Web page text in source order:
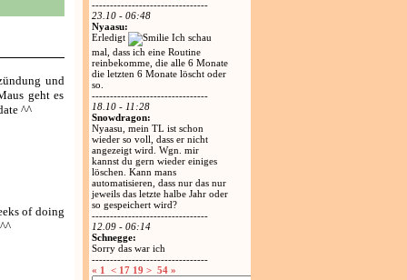
und
geht es
^^
of doing
--------------------------------
23.10 - 06:48
Nyaasu:
Erledigt
Ich schau
mal, dass ich eine Routine
reinbekomme, die alle 6 Monate
die letzten 6 Monate löscht oder
so.
--------------------------------
18.10 - 11:28
Snowdragon:
Nyaasu, mein TL ist schon
wieder so voll, dass er nicht
angezeigt wird. Wgn. mir
kannst du gern wieder einiges
löschen. Kann mans
automatisieren, dass nur das nur
jeweils das letzte halbe Jahr oder
so gespeichert wird?
--------------------------------
12.09 - 06:14
Schnegge:
Sorry das war ich
--------------------------------
« 1
< 17 19 > 54 »